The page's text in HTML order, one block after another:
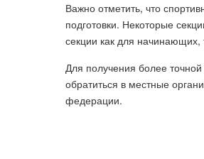
Важно отметить, что
подготовки. Некоторые
секции как для начинающих,
Для получения более
обратиться в местные
федерации.